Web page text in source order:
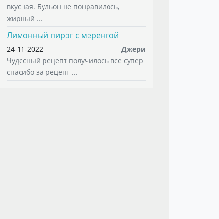
вкусная. Бульон не понравилось,
жирный ...
Лимонный пирог с меренгой
24-11-2022
Джери
Чудесный рецепт получилось все супер
спасибо за рецепт ...